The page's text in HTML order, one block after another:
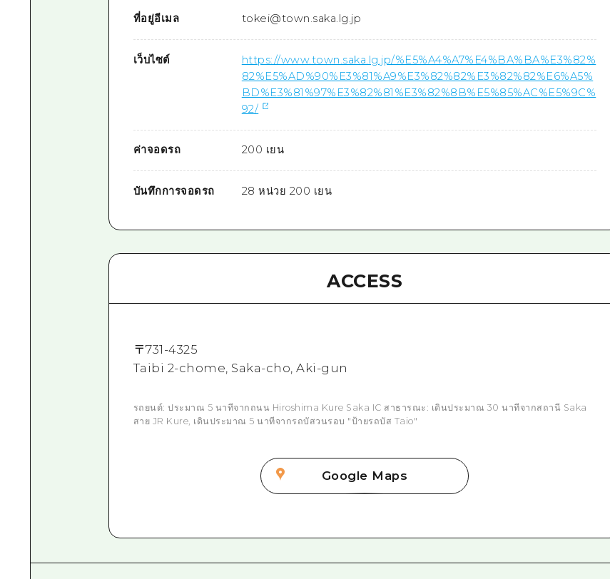
ที่อยู่อีเมล tokei@town.saka.lg.jp
เว็บไซต์
https://www.town.saka.lg.jp/%E5%A4%A7%E4%BA%BA%E3%82%
82%E5%AD%90%E3%81%A9%E3%82%82%E3%82%82%E6%A5%
BD%E3%81%97%E3%82%81%E3%82%8B%E5%85%AC%E5%9C%
92/
ค่าจอดรถ 200 เยน
บันทึกการจอดรถ 28 หน่วย 200 เยน
ACCESS
〒731-4325
Taibi 2-chome, Saka-cho, Aki-gun
รถยนต์: ประมาณ 5 นาทีจากถนน Hiroshima Kure Saka IC สาธารณะ: เดินประมาณ 30 นาทีจากสถานี Saka
สาย JR Kure, เดินประมาณ 5 นาทีจากรถบัสวนรอบ "ป้ายรถบัส Taio"
Google Maps